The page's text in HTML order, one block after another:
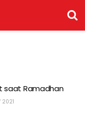
saat Ramadhan
2021